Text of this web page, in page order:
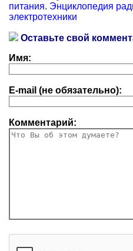
питания. Энциклопедия
электротехники
Оставьте свой
Имя:
E-mail (не обязательно):
Комментарий: